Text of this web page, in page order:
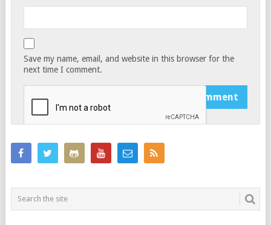
Save my name, email, and website in this browser for the
next time I comment.